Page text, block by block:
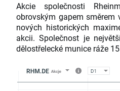
Akcie společnosti
obrovským gapem směrem
nových historických
akcii. Společnost je
dělostřelecké munice ráže